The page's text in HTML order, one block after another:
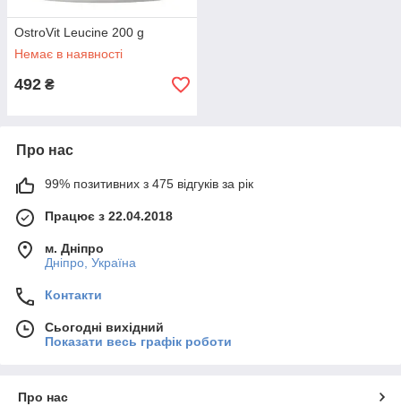
OstroVit Leucine 200 g
Немає в наявності
492 ₴
Про нас
99% позитивних з 475 відгуків за рік
Працює з 22.04.2018
м. Дніпро
Дніпро, Україна
Контакти
Сьогодні вихідний
Показати весь графік роботи
Про нас